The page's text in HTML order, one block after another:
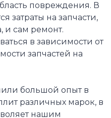
повреждения. В
затраты на запчасти,
и сам ремонт.
в зависимости от
запчастей на
большой опыт в
различных марок, в
нашим